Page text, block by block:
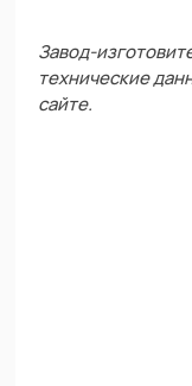
Завод-
технические
сайте.